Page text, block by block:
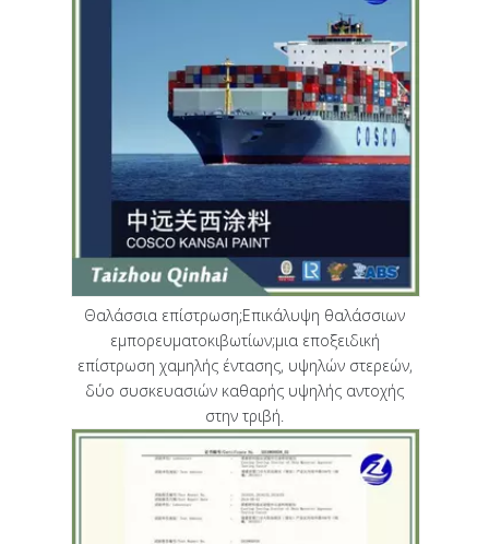
Θαλάσσια επίστρωση;Επικάλυψη θαλάσσιων
εμπορευματοκιβωτίων;μια εποξειδική
επίστρωση χαμηλής έντασης, υψηλών στερεών,
δύο συσκευασιών καθαρής υψηλής αντοχής
στην τριβή.